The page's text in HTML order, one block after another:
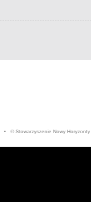
• © Stowarzyszenie Nowy Horyzonty